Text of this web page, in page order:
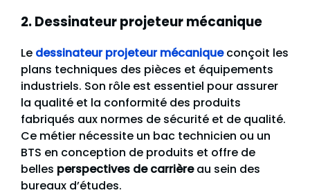
2. Dessinateur projeteur mécanique
Le dessinateur projeteur mécanique conçoit les
plans techniques des pièces et équipements
industriels. Son rôle est essentiel pour assurer
la qualité et la conformité des produits
fabriqués aux normes de sécurité et de qualité.
Ce métier nécessite un bac technicien ou un
BTS en conception de produits et offre de
belles perspectives de carrièreau sein des
bureaux d’études.